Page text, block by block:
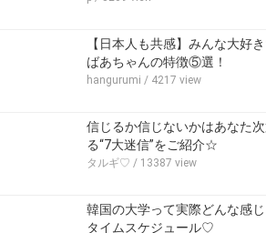
【日本人も共感】みんな大好
ばあちゃんの特徴⑤選！
hangurumi / 4217 view
信じるか信じないかはあなた
る“7大迷信”をご紹介☆
タルギ♡ / 13387 view
韓国の大学って実際どんな感
タイムスケジュール♡